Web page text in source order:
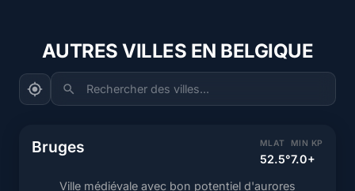
AUTRES VILLES EN BELGIQUE
Rechercher des villes...
Bruges MLAT
52.5°
MIN KP
7.0+
Ville médiévale avec bon potentiel d'aurores